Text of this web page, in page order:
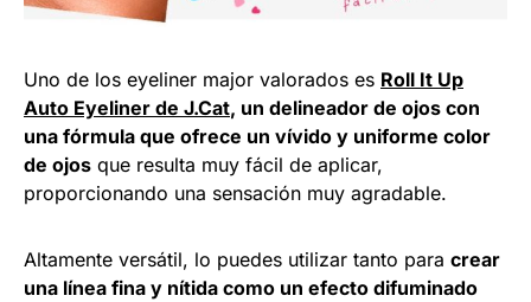
Uno de los eyeliner major valorados es Roll It Up
Auto Eyeliner de J.Cat, un delineador de ojos con
una fórmula que ofrece un vívido y uniforme color
de ojos que resulta muy fácil de aplicar,
proporcionando una sensación muy agradable.
Altamente versátil, lo puedes utilizar tanto para crear
una línea fina y nítida como un efecto difuminado